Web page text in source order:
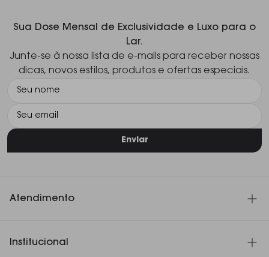
Sua Dose Mensal de Exclusividade e Luxo para o
Lar.
Junte-se à nossa lista de e-mails para receber nossas
dicas, novos estilos, produtos e ofertas especiais.
Enviar
Atendimento
SAC 11 3060-4180
Institucional